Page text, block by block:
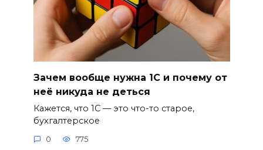
Зачем вообще нужна 1С и почему от
неё никуда не деться
Кажется, что 1С — это что-то старое,
бухгалтерское
0 775